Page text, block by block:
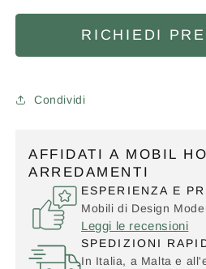
RICHIEDI
Condividi
AFFIDATI A MOBIL
ARREDAMENTI
ESPERIENZA E
Mobili di Design
Leggi le recensioni
SPEDIZIONI
In Italia, a Malta e